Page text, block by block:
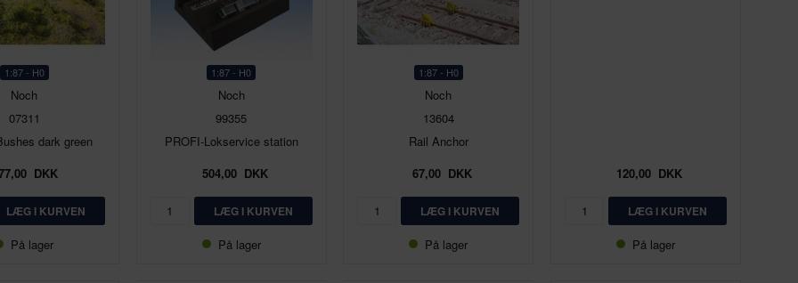
1:87 - H0
Noch
07311
dark green
DKK
På lager
1:87 - H0
Noch
99355
PROFI-Lokservice station
504,00DKK
På lager
1:87 - H0
Noch
13604
Rail Anchor
67,00DKK
På lager
120,00 DKK
På lager